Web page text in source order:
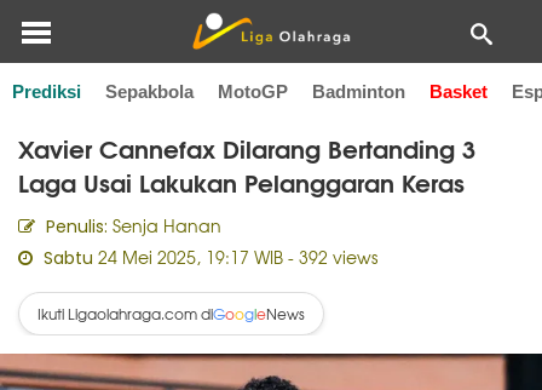
Prediksi Sepakbola MotoGP Badminton Basket
Home Basket
Xavier Cannefax Dilarang Bertanding 3
Laga Usai Lakukan Pelanggaran Keras
Penulis: Senja Hanan
Sabtu 24 Mei 2025, 19:17 WIB - 392 views
Ikuti Ligaolahraga.com diGoogleNews